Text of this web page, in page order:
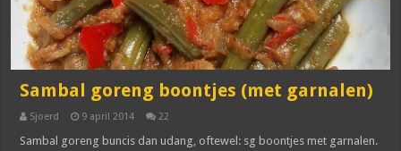
Sambal goreng boontjes (met garnalen)
Sjoerd 9 april 2014 22
Sambal goreng buncis dan udang, oftewel: sg boontjes met garnalen.